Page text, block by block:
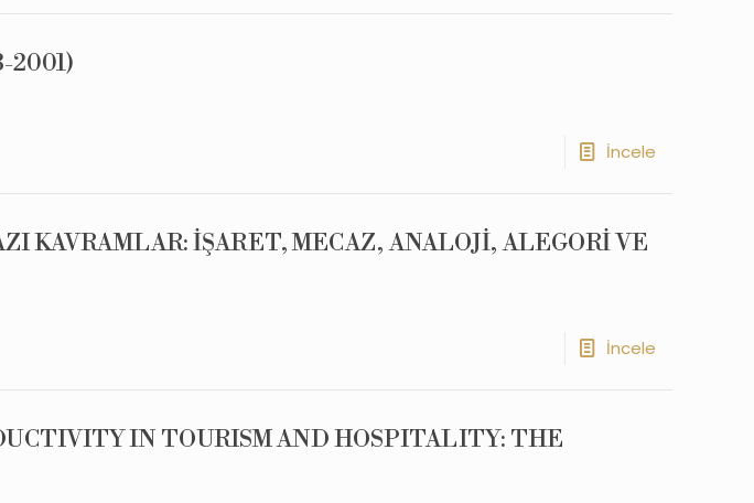
2001)
İncele
KAVRAMLAR: İŞARET, MECAZ, ANALOJİ, ALEGORİ VE
İncele
IN TOURISM AND HOSPITALITY: THE